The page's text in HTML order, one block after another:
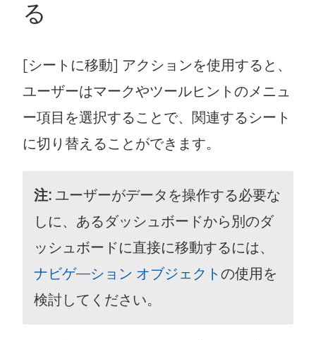
る
[シートに移動] アクションを使用すると、
ユーザーはマークやツールヒントのメニュ
ー項目を選択することで、関連するシート
に切り替えることができます。
注: ユーザーがデータを操作する必要な
しに、あるダッシュボードから別のダ
ッシュボードに直接に移動するには、
ナビゲ―ション オブジェクト の使用を
検討してください。